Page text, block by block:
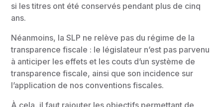
si les titres ont été conservés pendant plus de cinq
ans.
Néanmoins, la SLP ne relève pas du régime de la
transparence fiscale : le législateur n’est pas parvenu
à anticiper les effets et les couts d’un système de
transparence fiscale, ainsi que son incidence sur
l’application de nos conventions fiscales.
À cela, il faut rajouter les objectifs permettant de